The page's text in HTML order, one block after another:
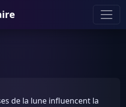
de la lune influencent la